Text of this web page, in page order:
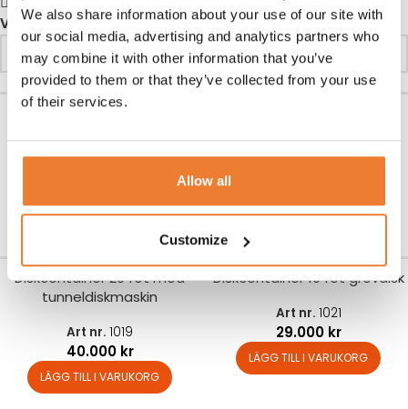
We also share information about your use of our site with
our social media, advertising and analytics partners who
may combine it with other information that you’ve
provided to them or that they’ve collected from your use
of their services.
Allow all
Customize
Visa2448 96
Diskcontainer 10 fot med
LÄGG TILL I VARUKORG LÄGG TILL I VARUKORG
Diskcontainer 20 fot med
tunneldiskmaskin
Art nr. 1019
40.000 kr
LÄGG TILL I VARUKORG
Diskcontainer 10 fot grovdisk
Art nr. 1021
29.000 kr
LÄGG TILL I VARUKORG